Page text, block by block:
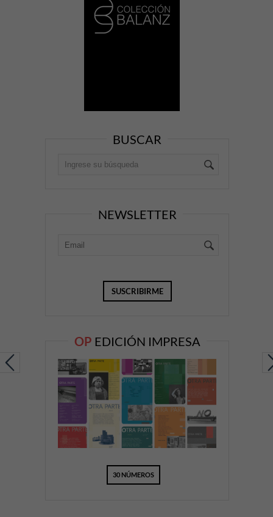
BUSCAR
NEWSLETTER
OP EDICIÓN IMPRESA
30 NÚMEROS